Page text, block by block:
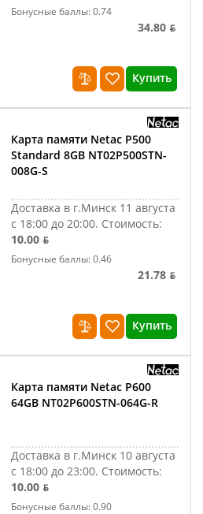
Бонусные баллы: 0.74
34.80 ƃ
Купить
Карта памяти Netac P500
Standard 8GB NT02P500STN-
008G-S
Доставка в г.Минск 11 августа
с 18:00 до 20:00. Стоимость:
10.00 ƃ
Бонусные баллы: 0.46
21.78 ƃ
Купить
Карта памяти Netac P600
64GB NT02P600STN-064G-R
Доставка в г.Минск 10 августа
с 18:00 до 23:00. Стоимость:
10.00 ƃ
Бонусные баллы: 0.90